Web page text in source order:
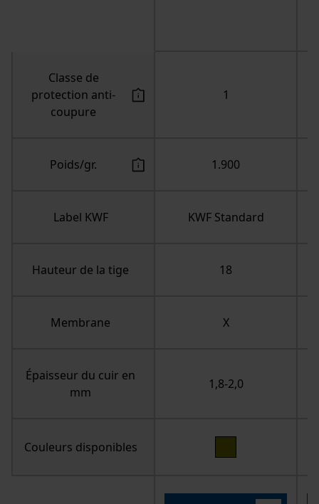
Classe de
protection anti-
coupure
1
Poids/gr.
Label KWF KWF Standard
Hauteur de la tige 18
Membrane X
Épaisseur du cuir en
mm
1,8-2,0
Couleurs disponibles